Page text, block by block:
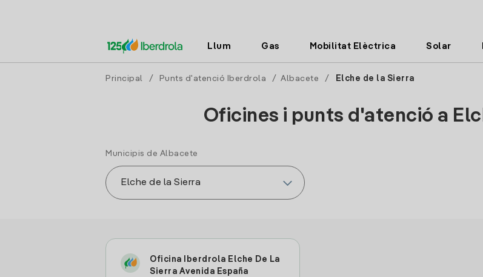
Llum Gas Mobilitat Elèctrica Solar
Principal / Punts d'atenció Iberdrola / Albacete / Elche de la Sierra
Oficines i punts d'atenció a
Municipis de Albacete
Oficina Iberdrola Elche De La
Sierra Avenida España